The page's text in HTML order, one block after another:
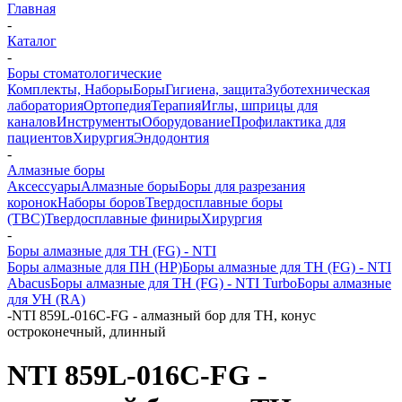
Главная
-
Каталог
-
Боры стоматологические
Комплекты, НаборыБорыГигиена, защитаЗуботехническая
лабораторияОртопедияТерапияИглы, шприцы для
каналовИнструментыОборудованиеПрофилактика для
пациентовХирургияЭндодонтия
-
Алмазные боры
АксессуарыАлмазные борыБоры для разрезания
коронокНаборы боровТвердосплавные боры
(ТВС)Твердосплавные финирыХирургия
-
Боры алмазные для ТН (FG) - NTI
Боры алмазные для ПН (HP)Боры алмазные для ТН (FG) - NTI
AbacusБоры алмазные для ТН (FG) - NTI TurboБоры алмазные
для УН (RA)
-NTI 859L-016C-FG - алмазный бор для ТН, конус
остроконечный, длинный
NTI 859L-016C-FG -